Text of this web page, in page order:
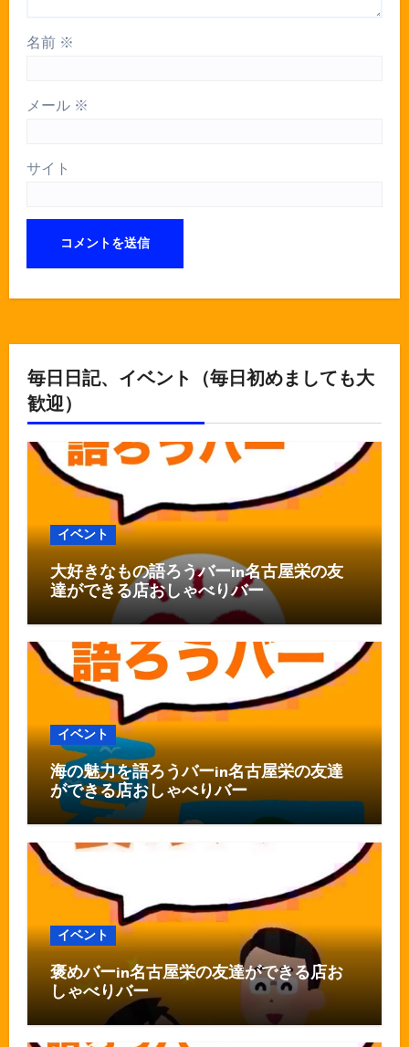
名前 ※
メール ※
サイト
毎日日記、イベント（毎日初めましても大
歓迎）
イベント
大好きなもの語ろうバーin名古屋栄の友
達ができる店おしゃべりバー
イベント
海の魅力を語ろうバーin名古屋栄の友達
ができる店おしゃべりバー
イベント
褒めバーin名古屋栄の友達ができる店お
しゃべりバー